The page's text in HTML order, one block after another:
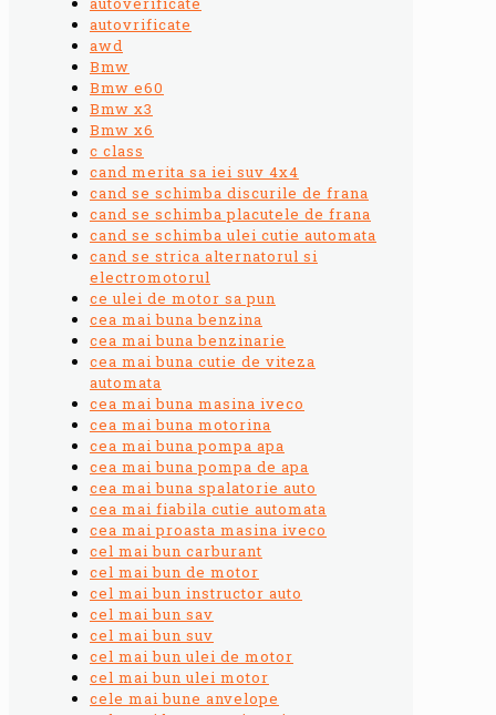
autovrificate
awd
Bmw
Bmw e60
Bmw x3
Bmw x6
c class
cand merita sa iei suv 4x4
cand se schimba discurile de frana
cand se schimba placutele de frana
cand se schimba ulei cutie automata
cand se strica alternatorul si
electromotorul
ce ulei de motor sa pun
cea mai buna benzina
cea mai buna benzinarie
cea mai buna cutie de viteza
automata
cea mai buna masina iveco
cea mai buna motorina
cea mai buna pompa apa
cea mai buna pompa de apa
cea mai buna spalatorie auto
cea mai fiabila cutie automata
cea mai proasta masina iveco
cel mai bun carburant
cel mai bun de motor
cel mai bun instructor auto
cel mai bun sav
cel mai bun suv
cel mai bun ulei de motor
cel mai bun ulei motor
cele mai bune anvelope